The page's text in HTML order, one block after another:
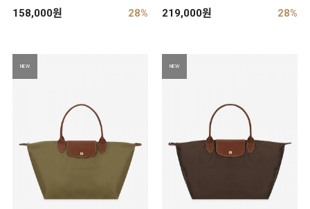
158,000원 28% 219,000원 28%
NEW NEW